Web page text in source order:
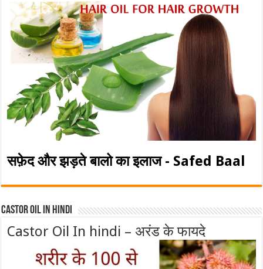
सफ़ेद और झड़ते बालो का इलाज - Safed Baal
Castor Oil In Hindi
Castor Oil In hindi – अरंड के फायदे